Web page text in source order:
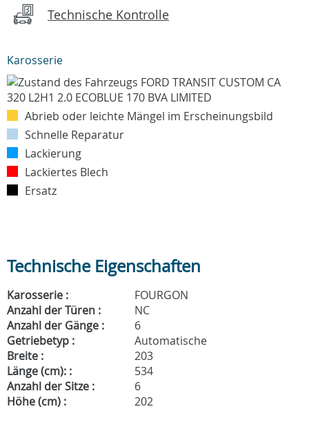
Technische Kontrolle
Karosserie
Abrieb oder leichte Mängel im Erscheinungsbild
Schnelle Reparatur
Lackierung
Lackiertes Blech
Ersatz
Technische Eigenschaften
Karosserie :
FOURGON
Anzahl der Türen :
NC
Anzahl der Gänge :
6
Getriebetyp :
Automatische
Breite :
203
Länge (cm): :
534
Anzahl der Sitze :
6
Höhe (cm) :
202